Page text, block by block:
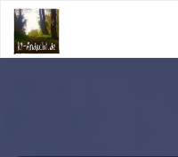
Zum
Inhalt
springen